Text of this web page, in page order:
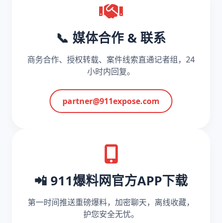
📞 媒体合作 & 联系
商务合作、授权转载、案件线索直通记者组，24
小时内回复。
partner@911expose.com
📲 911爆料网官方APP下载
第一时间推送重磅爆料，加密聊天，离线收藏，
护您安全无忧。